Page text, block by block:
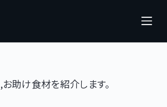
,お助け食材を紹介します。